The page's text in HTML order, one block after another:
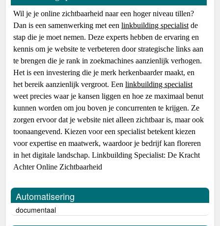
Wil je je online zichtbaarheid naar een hoger niveau tillen?
Dan is een samenwerking met een linkbuilding specialist de
stap die je moet nemen. Deze experts hebben de ervaring en
kennis om je website te verbeteren door strategische links aan
te brengen die je rank in zoekmachines aanzienlijk verhogen.
Het is een investering die je merk herkenbaarder maakt, en
het bereik aanzienlijk vergroot. Een linkbuilding specialist
weet precies waar je kansen liggen en hoe ze maximaal benut
kunnen worden om jou boven je concurrenten te krijgen. Ze
zorgen ervoor dat je website niet alleen zichtbaar is, maar ook
toonaangevend. Kiezen voor een specialist betekent kiezen
voor expertise en maatwerk, waardoor je bedrijf kan floreren
in het digitale landschap. Linkbuilding Specialist: De Kracht
Achter Online Zichtbaarheid
Automatisering
documentaal